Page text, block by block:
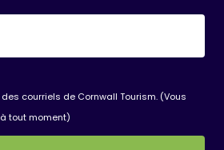
courriels de Cornwall Tourism. (Vous
tout moment)